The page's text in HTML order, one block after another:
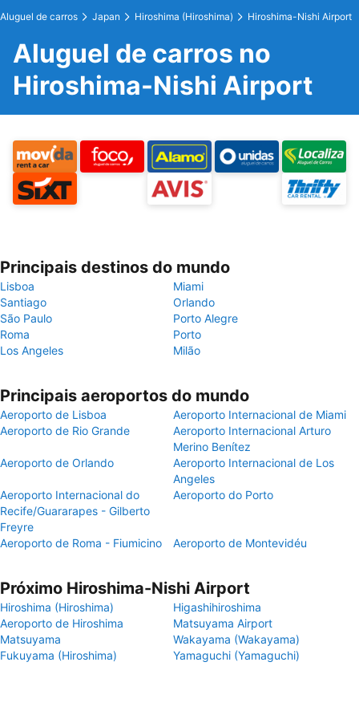
Aluguel de carros Japan Hiroshima (Hiroshima) Hiroshima-Nishi Airport
Aluguel de carros no
Hiroshima-Nishi Airport
Principais destinos do mundo
Lisboa
Miami
Santiago
Orlando
São Paulo
Porto Alegre
Roma
Porto
Los Angeles
Milão
Principais aeroportos do mundo
Aeroporto de Lisboa
Aeroporto Internacional de Miami
Aeroporto de Rio Grande
Aeroporto Internacional Arturo
Merino Benítez
Aeroporto de Orlando
Aeroporto Internacional de Los
Angeles
Aeroporto Internacional do
Recife/Guararapes - Gilberto
Freyre
Aeroporto do Porto
Aeroporto de Roma - Fiumicino Aeroporto de Montevidéu
Próximo Hiroshima-Nishi Airport
Hiroshima (Hiroshima)
Higashihiroshima
Aeroporto de Hiroshima
Matsuyama Airport
Matsuyama
Wakayama (Wakayama)
Fukuyama (Hiroshima)
Yamaguchi (Yamaguchi)